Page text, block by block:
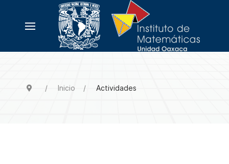
Inicio Actividades